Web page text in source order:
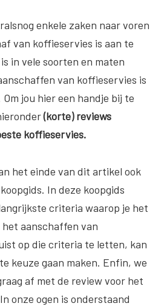
enkele zaken naar voren
van koffieservies is aan te
in vele soorten en maten
van koffieservies is
jou hier een handje bij te
(korte) reviews
koffieservies.
het einde van dit artikel ook
In deze koopgids
criteria waarop je het
aanschaffen van
op die criteria te letten, kan
keuze gaan maken. Enfin, we
af met de review voor het
onze ogen is onderstaand